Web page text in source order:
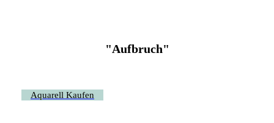
"Aufbruch"
Aquarell Kaufen